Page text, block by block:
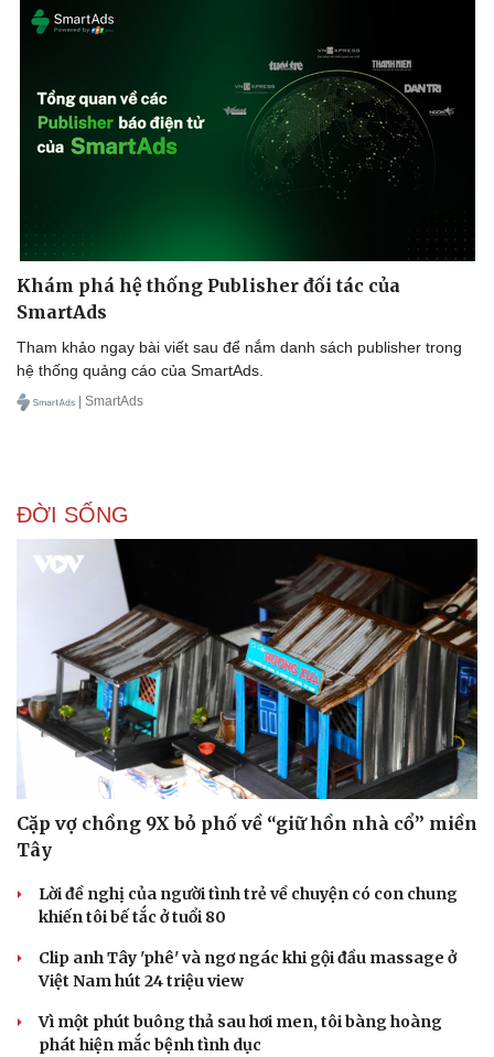
Thể thao
Bóng đá
Lịch thi đấu bóng đá
Ô tô
Khám phá hệ thống Publisher đối tác của
SmartAds
Tham khảo ngay bài viết sau để nắm danh sách publisher trong
hệ thống quảng cáo của SmartAds.
| SmartAds
ĐỜI SỐNG
Cặp vợ chồng 9X bỏ phố về “giữ hồn nhà cổ” miền
Tây
Lời đề nghị của người tình trẻ về chuyện có con chung
khiến tôi bế tắc ở tuổi 80
Clip anh Tây 'phê' và ngơ ngác khi gội đầu massage ở
Việt Nam hút 24 triệu view
Vì một phút buông thả sau hơi men, tôi bàng hoàng
phát hiện mắc bệnh tình dục